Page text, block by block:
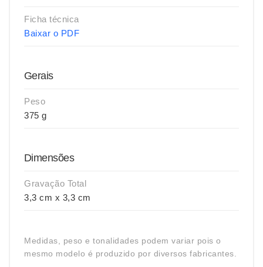
Ficha técnica
Baixar o PDF
Gerais
Peso
375 g
Dimensões
Gravação Total
3,3 cm x 3,3 cm
Medidas, peso e tonalidades podem variar pois o
mesmo modelo é produzido por diversos fabricantes.